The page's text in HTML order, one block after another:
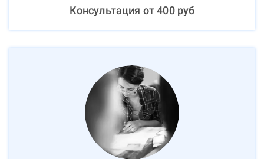
Консультация от400руб